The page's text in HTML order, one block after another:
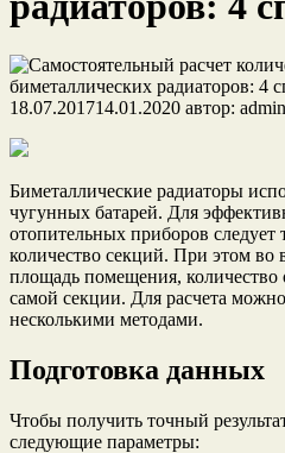
18.07.201714.01.2020 автор:
Биметаллические радиаторы
чугунных батарей. Для
отопительных приборов следует
количество секций. При этом
площадь помещения,
самой секции. Для расчета можно
несколькими методами.
Подготовка данных
Чтобы получить точный
следующие параметры: